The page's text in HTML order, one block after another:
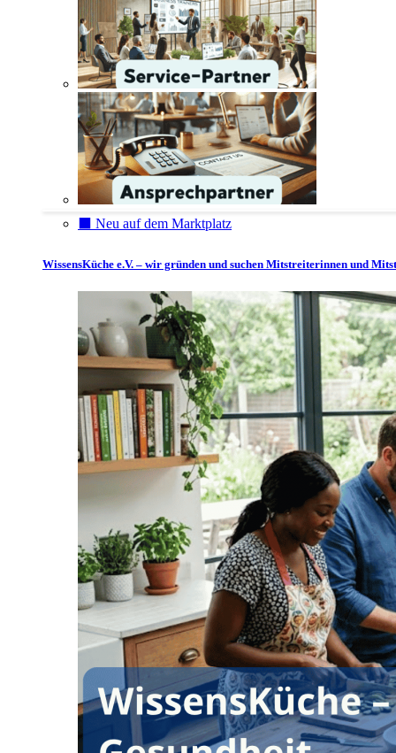
⬛️ Neu auf dem Marktplatz
WissensKüche e.V. – wir gründen und suchen Mitstreiterinnen und